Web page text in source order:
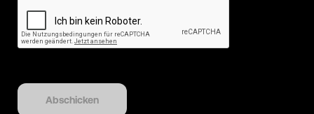
+54
+374
+297
Abschicken